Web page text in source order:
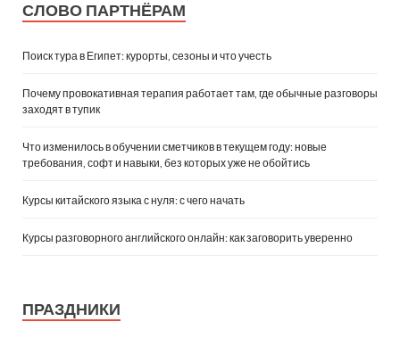
СЛОВО ПАРТНЁРАМ
Поиск тура в Египет: курорты, сезоны и что учесть
Почему провокативная терапия работает там, где обычные разговоры
заходят в тупик
Что изменилось в обучении сметчиков в текущем году: новые
требования, софт и навыки, без которых уже не обойтись
Курсы китайского языка с нуля: с чего начать
Курсы разговорного английского онлайн: как заговорить уверенно
ПРАЗДНИКИ